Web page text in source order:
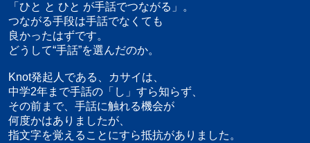
「ひと と ひと が手話でつながる」。
つながる手段は手話でなくても
良かったはずです。
どうして“手話”を選んだのか。
Knot発起人である、カサイは、
中学2年まで手話の「し」すら知らず、
その前まで、手話に触れる機会が
何度かはありましたが、
指文字を覚えることにすら抵抗がありました。